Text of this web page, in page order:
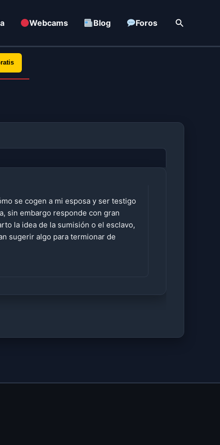
Webcams Blog Foros Buscar
se cogen a mi esposa y ser testigo
sin embargo responde con gran
la idea de la sumisión o el esclavo,
sugerir algo para termionar de